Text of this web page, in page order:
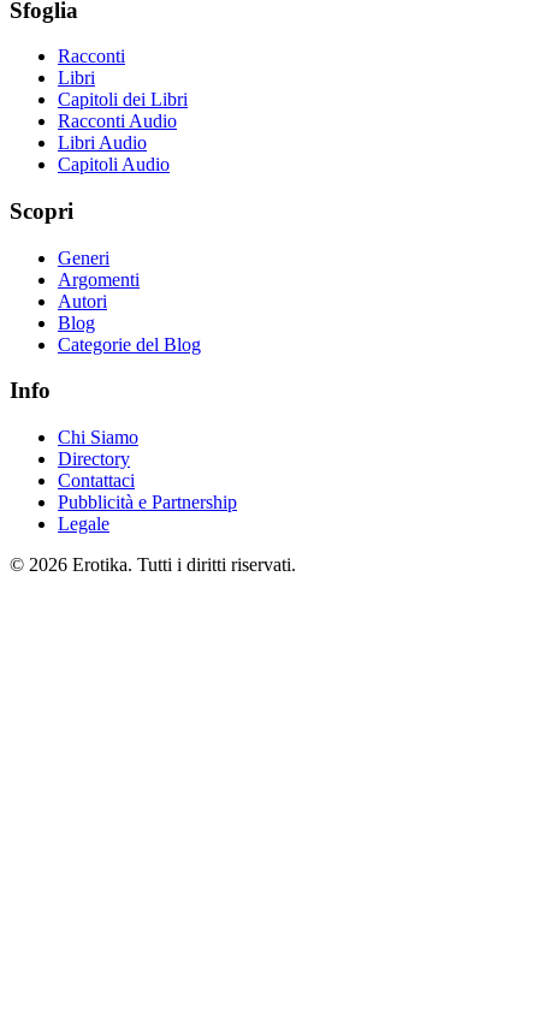
Sfoglia
Racconti
Libri
Capitoli dei Libri
Racconti Audio
Libri Audio
Capitoli Audio
Scopri
Generi
Argomenti
Autori
Blog
Categorie del Blog
Info
Chi Siamo
Directory
Contattaci
Pubblicità e Partnership
Legale
© 2026 Erotika. Tutti i diritti riservati.